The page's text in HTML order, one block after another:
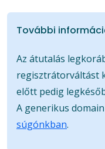
További
Az átutalás
regisztrátorváltást
előtt pedig
A generikus
súgónkban.